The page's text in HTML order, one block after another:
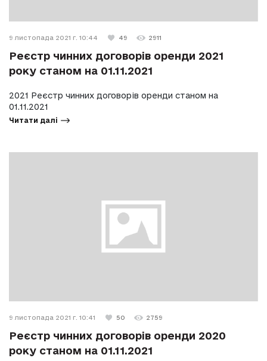
9 листопада 2021 г. 10:44 49 2911
Реєстр чинних договорів оренди 2021
року станом на 01.11.2021
2021 Реєстр чинних договорів оренди станом на
01.11.2021
Читати далі
9 листопада 2021 г. 10:41 50 2759
Реєстр чинних договорів оренди 2020
року станом на 01.11.2021